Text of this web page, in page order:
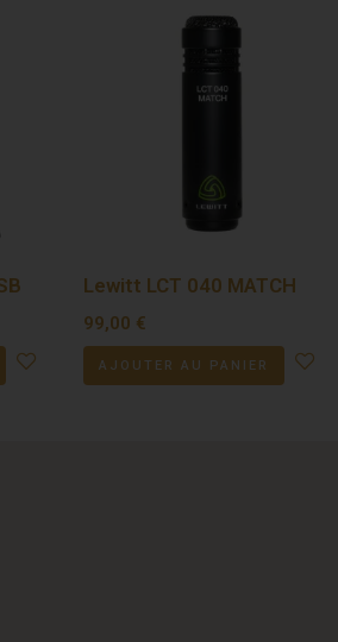
Lewitt LCT 040 MATCH
99,00 €
AJOUTER AU PANIER